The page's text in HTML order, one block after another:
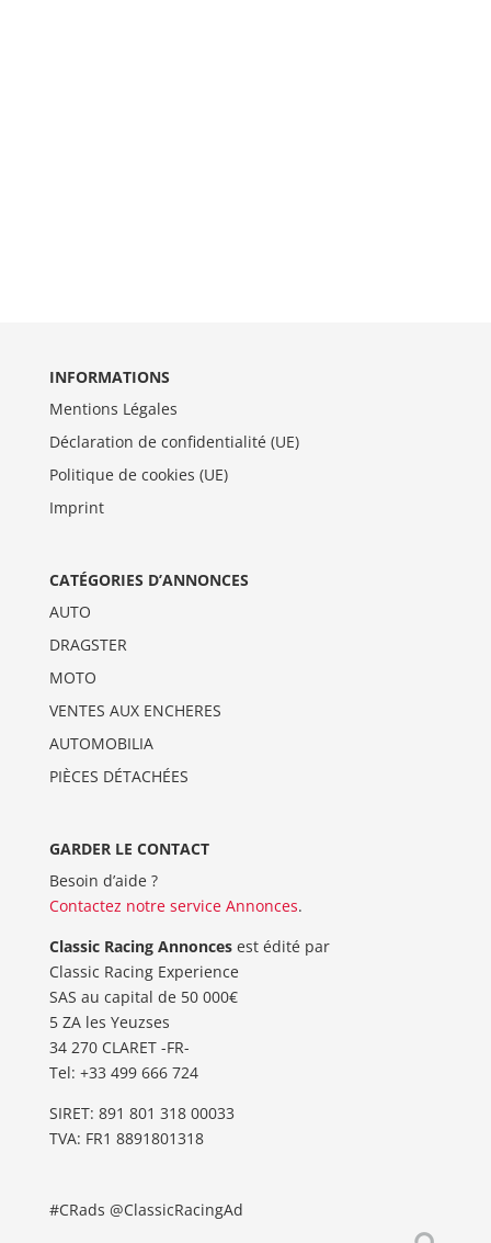
INFORMATIONS
Mentions Légales
Déclaration de confidentialité (UE)
Politique de cookies (UE)
Imprint
CATÉGORIES D’ANNONCES
AUTO
DRAGSTER
MOTO
VENTES AUX ENCHERES
AUTOMOBILIA
PIÈCES DÉTACHÉES
GARDER LE CONTACT
Besoin d’aide ?
Contactez notre service Annonces.
Classic Racing Annoncesest édité par
Classic Racing Experience
SAS au capital de 50 000€
5 ZA les Yeuzses
34 270 CLARET -FR-
Tel: ‭+33 499 666 724‬
SIRET: 891 801 318 00033
TVA: FR1 8891801318
#CRads @ClassicRacingAd